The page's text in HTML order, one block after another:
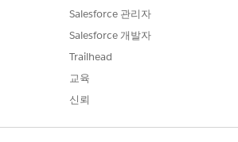
변경 내역을 제공합니다.
부금, 수량을 효과적으로 협상합니다.
수량을 변경합니다.
Salesforce 관리자
Salesforce 개발자
Trailhead
교육
신뢰